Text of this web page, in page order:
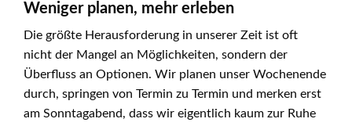
Weniger planen, mehr erleben
Die größte Herausforderung in unserer Zeit ist oft
nicht der Mangel an Möglichkeiten, sondern der
Überfluss an Optionen. Wir planen unser Wochenende
durch, springen von Termin zu Termin und merken erst
am Sonntagabend, dass wir eigentlich kaum zur Ruhe